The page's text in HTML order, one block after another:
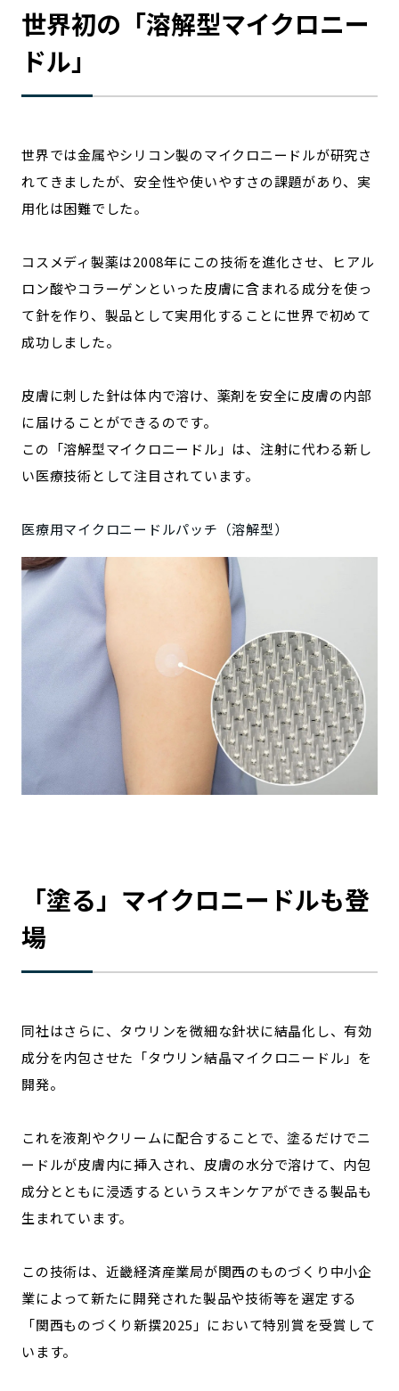
世界初の「溶解型マイクロニー
ドル」
世界では金属やシリコン製のマイクロニードルが研究さ
れてきましたが、安全性や使いやすさの課題があり、実
用化は困難でした。
コスメディ製薬は2008年にこの技術を進化させ、ヒアル
ロン酸やコラーゲンといった皮膚に含まれる成分を使っ
て針を作り、製品として実用化することに世界で初めて
成功しました。
皮膚に刺した針は体内で溶け、薬剤を安全に皮膚の内部
に届けることができるのです。
この「溶解型マイクロニードル」は、注射に代わる新し
い医療技術として注目されています。
医療用マイクロニードルパッチ（溶解型）
「塗る」マイクロニードルも登
場
同社はさらに、タウリンを微細な針状に結晶化し、有効
成分を内包させた「タウリン結晶マイクロニードル」を
開発。
これを液剤やクリームに配合することで、塗るだけでニ
ードルが皮膚内に挿入され、皮膚の水分で溶けて、内包
成分とともに浸透するというスキンケアができる製品も
生まれています。
この技術は、近畿経済産業局が関西のものづくり中小企
業によって新たに開発された製品や技術等を選定する
「関西ものづくり新撰2025」において特別賞を受賞して
います。